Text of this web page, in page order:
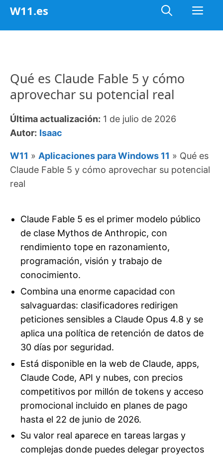
Saltar
W11.es
Qué es Claude Fable 5 y cómo
aprovechar su potencial real
Última actualización: 1 de julio de 2026
Autor: Isaac
W11 » Aplicaciones para Windows 11 » Qué es
Claude Fable 5 y cómo aprovechar su potencial
real
Claude Fable 5 es el primer modelo público
de clase Mythos de Anthropic, con
rendimiento tope en razonamiento,
programación, visión y trabajo de
conocimiento.
Combina una enorme capacidad con
salvaguardas: clasificadores redirigen
peticiones sensibles a Claude Opus 4.8 y se
aplica una política de retención de datos de
30 días por seguridad.
Está disponible en la web de Claude, apps,
Claude Code, API y nubes, con precios
competitivos por millón de tokens y acceso
promocional incluido en planes de pago
hasta el 22 de junio de 2026.
Su valor real aparece en tareas largas y
complejas donde puedes delegar proyectos